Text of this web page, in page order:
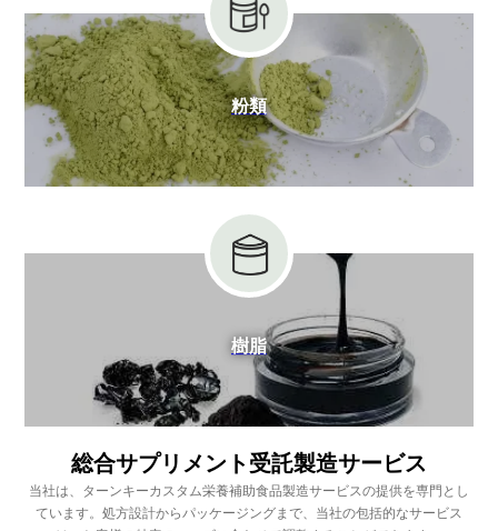
粉類
樹脂
総合サプリメント受託製造サービス
当社は、ターンキーカスタム栄養補助食品製造サービスの提供を専門とし
ています。処方設計からパッケージングまで、当社の包括的なサービス